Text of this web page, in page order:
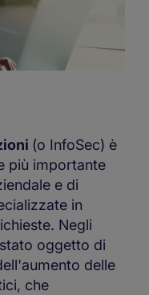
(o InfoSec) è
più importante
e di
in
Negli
oggetto di
delle
che